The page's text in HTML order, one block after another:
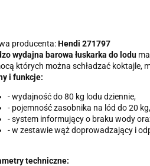
producenta:Hendi 271797
wydajna barowa łuskarka do lodu
których można schładzać koktajle,
i funkcje:
- wydajność do 80 kg lodu dziennie,
- pojemność zasobnika na lód do 20 kg,
- system informujący o braku wody
- w zestawie wąż doprowadzający i
techniczne: